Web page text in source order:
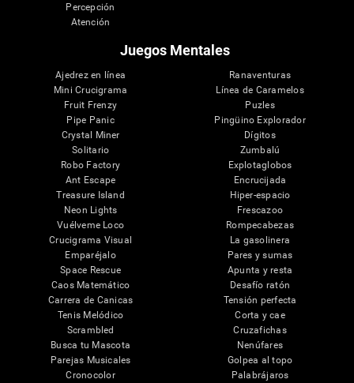
Percepción
Atención
Juegos Mentales
Ajedrez en línea
Mini Crucigrama
Fruit Frenzy
Pipe Panic
Crystal Miner
Solitario
Robo Factory
Ant Escape
Treasure Island
Neon Lights
Vuélveme Loco
Crucigrama Visual
Emparéjalo
Space Rescue
Caos Matemático
Carrera de Canicas
Tenis Melódico
Scrambled
Busca tu Mascota
Parejas Musicales
Cronocolor
Ranaventuras
Línea de Caramelos
Puzles
Pingüino Explorador
Dígitos
Zumbalú
Explotaglobos
Encrucijada
Hiper-espacio
Frescazoo
Rompecabezas
La gasolinera
Pares y sumas
Apunta y resta
Desafío ratón
Tensión perfecta
Corta y cae
Cruzafichas
Nenúfares
Golpea al topo
Palabrájaros